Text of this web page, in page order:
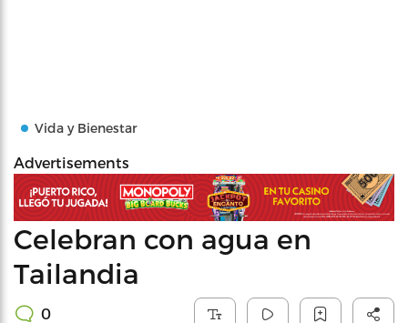
Vida y Bienestar
Advertisements
Celebran con agua en
Tailandia
0